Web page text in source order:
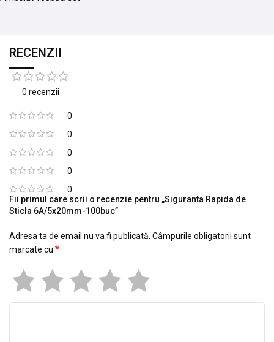
RECENZII
0 recenzii
0
0
0
0
0
Fii primul care scrii o recenzie pentru „Siguranta Rapida de
Sticla 6A/5x20mm-100buc”
Adresa ta de email nu va fi publicată. Câmpurile obligatorii sunt
marcate cu *